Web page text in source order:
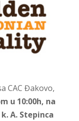
CAC Đakovo,
u 10:00h, na
A. Stepinca